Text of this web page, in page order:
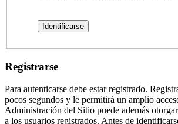
Registrarse
Para autenticarse debe estar registrado.
pocos segundos y le permitirá un amplio
Administración del Sitio puede además
a los usuarios registrados. Antes de